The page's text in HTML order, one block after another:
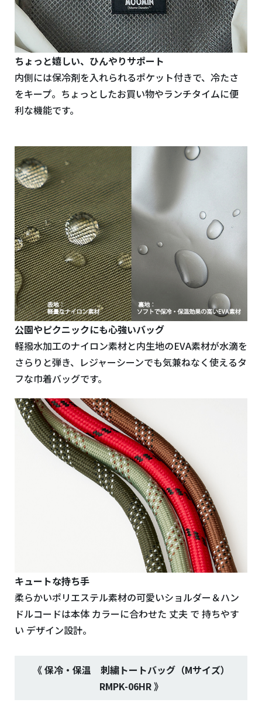
ちょっと嬉しい、ひんやりサポート
内側には保冷剤を入れられるポケット付きで、冷たさ
をキープ。ちょっとしたお買い物やランチタイムに便
利な機能です。
公園やピクニックにも心強いバッグ
軽撥水加工のナイロン素材と内生地のEVA素材が水滴を
さらりと弾き、レジャーシーンでも気兼ねなく使えるタ
フな巾着バッグです。
キュートな持ち手
柔らかいポリエステル素材の可愛いショルダー＆ハン
ドルコードは本体 カラーに合わせた 丈夫 で 持ちやす
い デザイン設計。
《 保冷・保温 刺繍トートバッグ（Mサイズ）
RMPK-06HR》